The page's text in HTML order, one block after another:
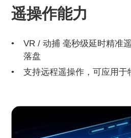
遥操作能力
VR / 动捕 毫秒级延时精准
落盘
支持远程遥操作，可应用于